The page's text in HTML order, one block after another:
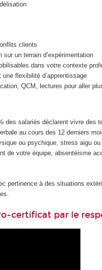
clients
un terrain d’expérimentation
dans votre contexte
flexibilité d’apprentissage
QCM, lectures pour aller
salariés déclarent vivre des
au cours des 12 derniers
ou psychique, stress aigu
de votre équipe, absentéisme
pertinence à des situations
certificat par le